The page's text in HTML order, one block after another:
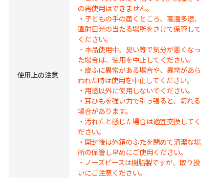
使用上の注意
の再使用はできません。
・子どもの手の届くところ、高温多湿、
直射日光の当たる場所をさけて保管して
ください。
・本品使用中、臭い等で気分が悪くなっ
た場合は、使用を中止してください。
・皮ふに異常がある場合や、異常があら
われた時は使用を中止してください。
・用途以外に使用しないでください。
・耳ひもを強い力で引っ張ると、切れる
場合があります。
・汚れたと感じた場合は適宜交換してく
ださい。
・開封後は外箱のふたを閉めて清潔な場
所の保管し早めにご使用ください。
・ノーズピースは樹脂製ですが、取り扱
いにご注意ください。